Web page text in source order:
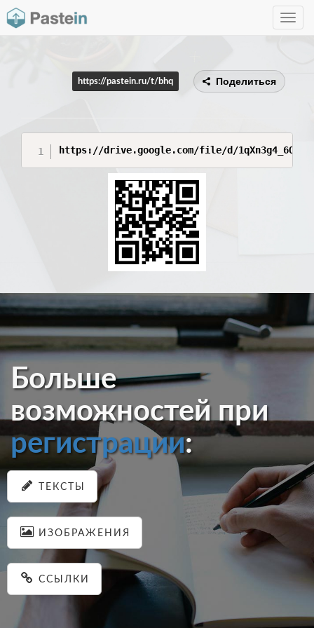
Toggle
https://pastein.ru/t/bhq Поделиться
https://drive.google.com/file/d/
Больше
возможностей при
регистрации:
ТЕКСТЫ
ИЗОБРАЖЕНИЯ
ССЫЛКИ